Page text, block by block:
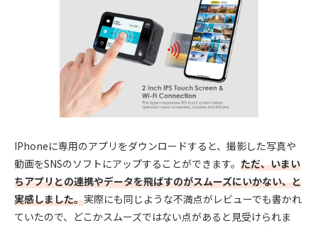
IPhoneに専用のアプリをダウンロードすると、撮影した写真や
動画をSNSのソフトにアップすることができます。 ただ、いまい
ちアプリとの連携やデータを飛ばすのがスムーズにいかない、と
実感しました。実際にも同じような不満点がレビューでも書かれ
ていたので、どこかスムーズではない点があると見受けられま